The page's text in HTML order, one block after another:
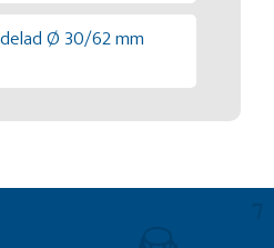
Ø 30/62 mm